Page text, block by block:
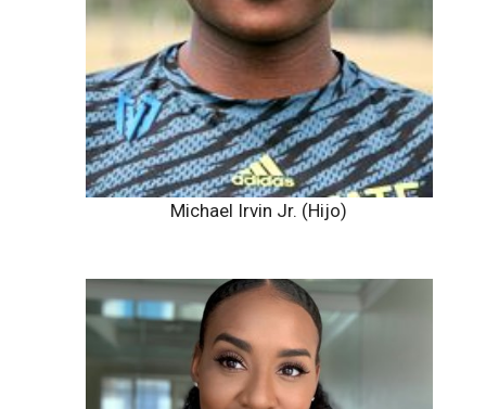
Michael Irvin Jr. (Hijo)